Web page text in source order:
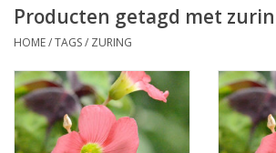
Producten getagd met
HOME/TAGS/ ZURING